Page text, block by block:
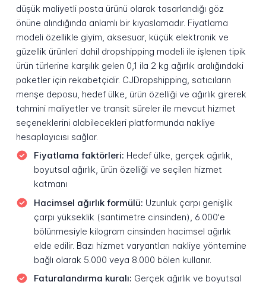
düşük maliyetli posta ürünü olarak tasarlandığı göz
önüne alındığında anlamlı bir kıyaslamadır. Fiyatlama
modeli özellikle giyim, aksesuar, küçük elektronik ve
güzellik ürünleri dahil dropshipping modeli ile işlenen tipik
ürün türlerine karşılık gelen 0,1 ila 2 kg ağırlık aralığındaki
paketler için rekabetçidir. CJDropshipping, satıcıların
menşe deposu, hedef ülke, ürün özelliği ve ağırlık girerek
tahmini maliyetler ve transit süreler ile mevcut hizmet
seçeneklerini alabilecekleri platformunda nakliye
hesaplayıcısı sağlar.
Fiyatlama faktörleri: Hedef ülke, gerçek ağırlık,
boyutsal ağırlık, ürün özelliği ve seçilen hizmet
katmanı
Hacimsel ağırlık formülü: Uzunluk çarpı genişlik
çarpı yükseklik (santimetre cinsinden), 6.000'e
bölünmesiyle kilogram cinsinden hacimsel ağırlık
elde edilir. Bazı hizmet varyantları nakliye yöntemine
bağlı olarak 5.000 veya 8.000 bölen kullanır.
Faturalandırma kuralı: Gerçek ağırlık ve boyutsal